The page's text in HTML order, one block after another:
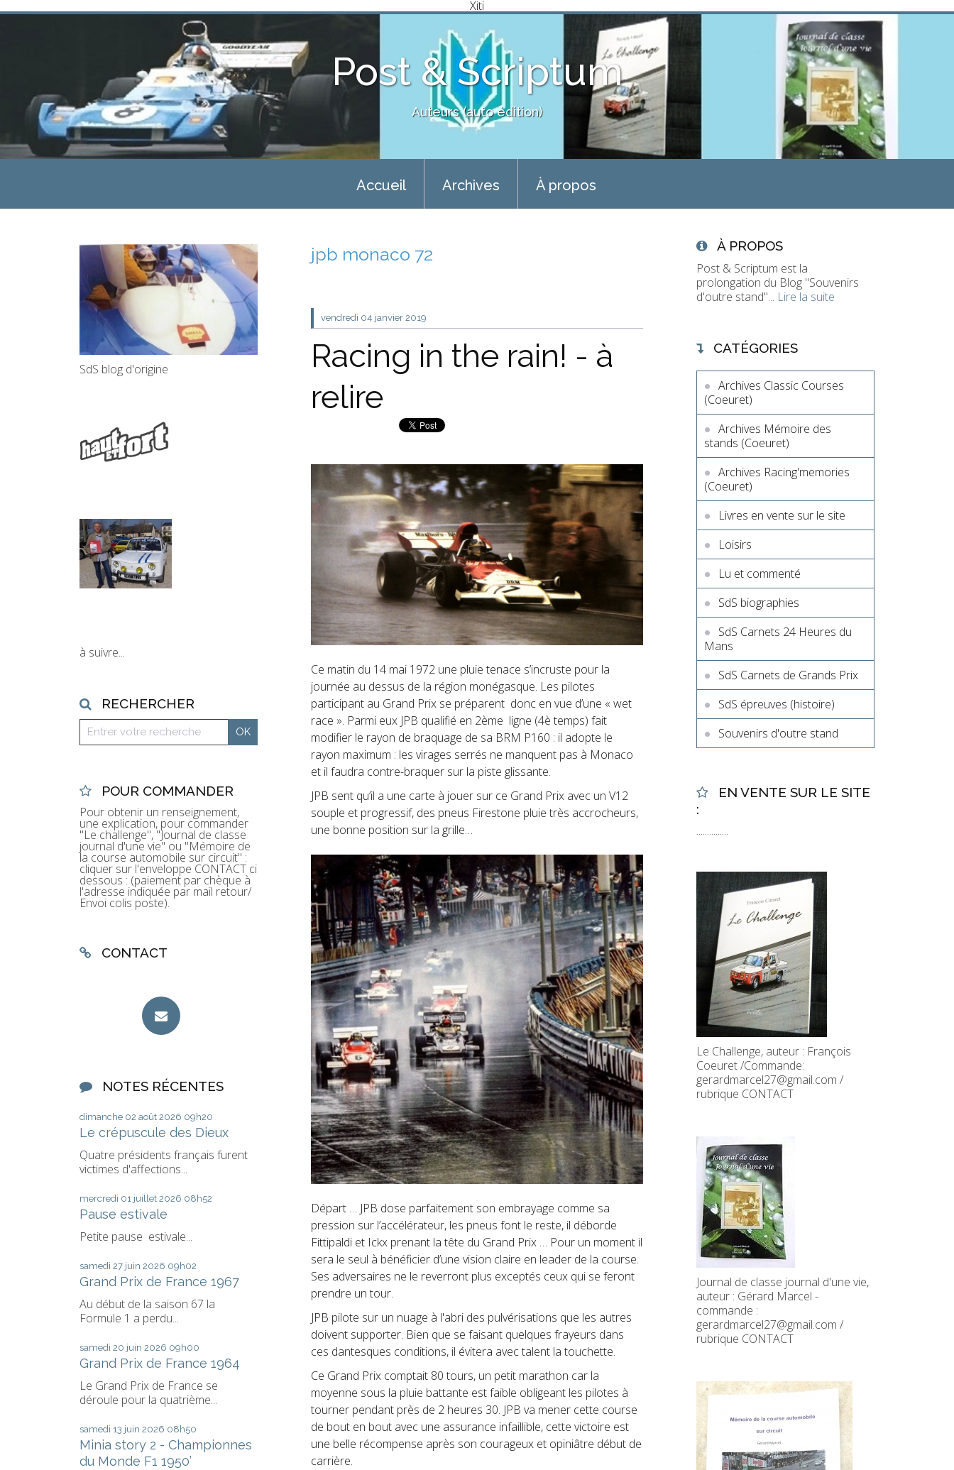
Xiti
Post & Scriptum
Auteurs (auto édition)
Accueil Archives À propos
SdS blog d'origine
à suivre...
RECHERCHER
POUR COMMANDER
Pour obtenir un renseignement,
une explication, pour commander
"Le challenge", "Journal de classe
journal d'une vie" ou "Mémoire de
la course automobile sur circuit" :
cliquer sur l'enveloppe CONTACT ci
dessous : (paiement par chèque à
l'adresse indiquée par mail retour/
Envoi colis poste).
CONTACT
NOTES RÉCENTES
dimanche 02 août 2026 09h20
Le crépuscule des Dieux
Quatre présidents français furent
victimes d'affections...
mercredi 01 juillet 2026 08h52
Pause estivale
Petite pause estivale...
samedi 27 juin 2026 09h02
Grand Prix de France 1967
Au début de la saison 67 la
Formule 1 a perdu...
samedi 20 juin 2026 09h00
Grand Prix de France 1964
Le Grand Prix de France se
déroule pour la quatrième...
samedi 13 juin 2026 08h50
Minia story 2 - Championnes
du Monde F1 1950’
jpb monaco 72
vendredi 04 janvier 2019
Racing in the rain! - à
relire
Ce matin du 14 mai 1972 une pluie tenace s’incruste pour la
journée au dessus de la région monégasque. Les pilotes
participant au Grand Prix se préparent donc en vue d’une « wet
race ». Parmi eux JPB qualifié en 2ème ligne (4è temps) fait
modifier le rayon de braquage de sa BRM P160 : il adopte le
rayon maximum : les virages serrés ne manquent pas à Monaco
et il faudra contre-braquer sur la piste glissante.
JPB sent qu’il a une carte à jouer sur ce Grand Prix avec un V12
souple et progressif, des pneus Firestone pluie très accrocheurs,
une bonne position sur la grille…
Départ … JPB dose parfaitement son embrayage comme sa
pression sur l’accélérateur, les pneus font le reste, il déborde
Fittipaldi et Ickx prenant la tête du Grand Prix … Pour un moment il
sera le seul à bénéficier d’une vision claire en leader de la course.
Ses adversaires ne le reverront plus exceptés ceux qui se feront
prendre un tour.
JPB pilote sur un nuage à l'abri des pulvérisations que les autres
doivent supporter. Bien que se faisant quelques frayeurs dans
ces dantesques conditions, il évitera avec talent la touchette.
Ce Grand Prix comptait 80 tours, un petit marathon car la
moyenne sous la pluie battante est faible obligeant les pilotes à
tourner pendant près de 2 heures 30. JPB va mener cette course
de bout en bout avec une assurance infaillible, cette victoire est
une belle récompense après son courageux et opiniâtre début de
carrière.
À PROPOS
Post & Scriptum est la
prolongation du Blog "Souvenirs
d'outre stand"... Lire la suite
CATÉGORIES
Archives Classic Courses
(Coeuret)
Archives Mémoire des
stands (Coeuret)
Archives Racing'memories
(Coeuret)
Livres en vente sur le site
Loisirs
Lu et commenté
SdS biographies
SdS Carnets 24 Heures du
Mans
SdS Carnets de Grands Prix
SdS épreuves (histoire)
Souvenirs d'outre stand
EN VENTE SUR LE SITE
:
...............
Le Challenge, auteur : François
Coeuret /Commande:
gerardmarcel27@gmail.com /
rubrique CONTACT
Journal de classe journal d'une vie,
auteur : Gérard Marcel -
commande :
gerardmarcel27@gmail.com /
rubrique CONTACT